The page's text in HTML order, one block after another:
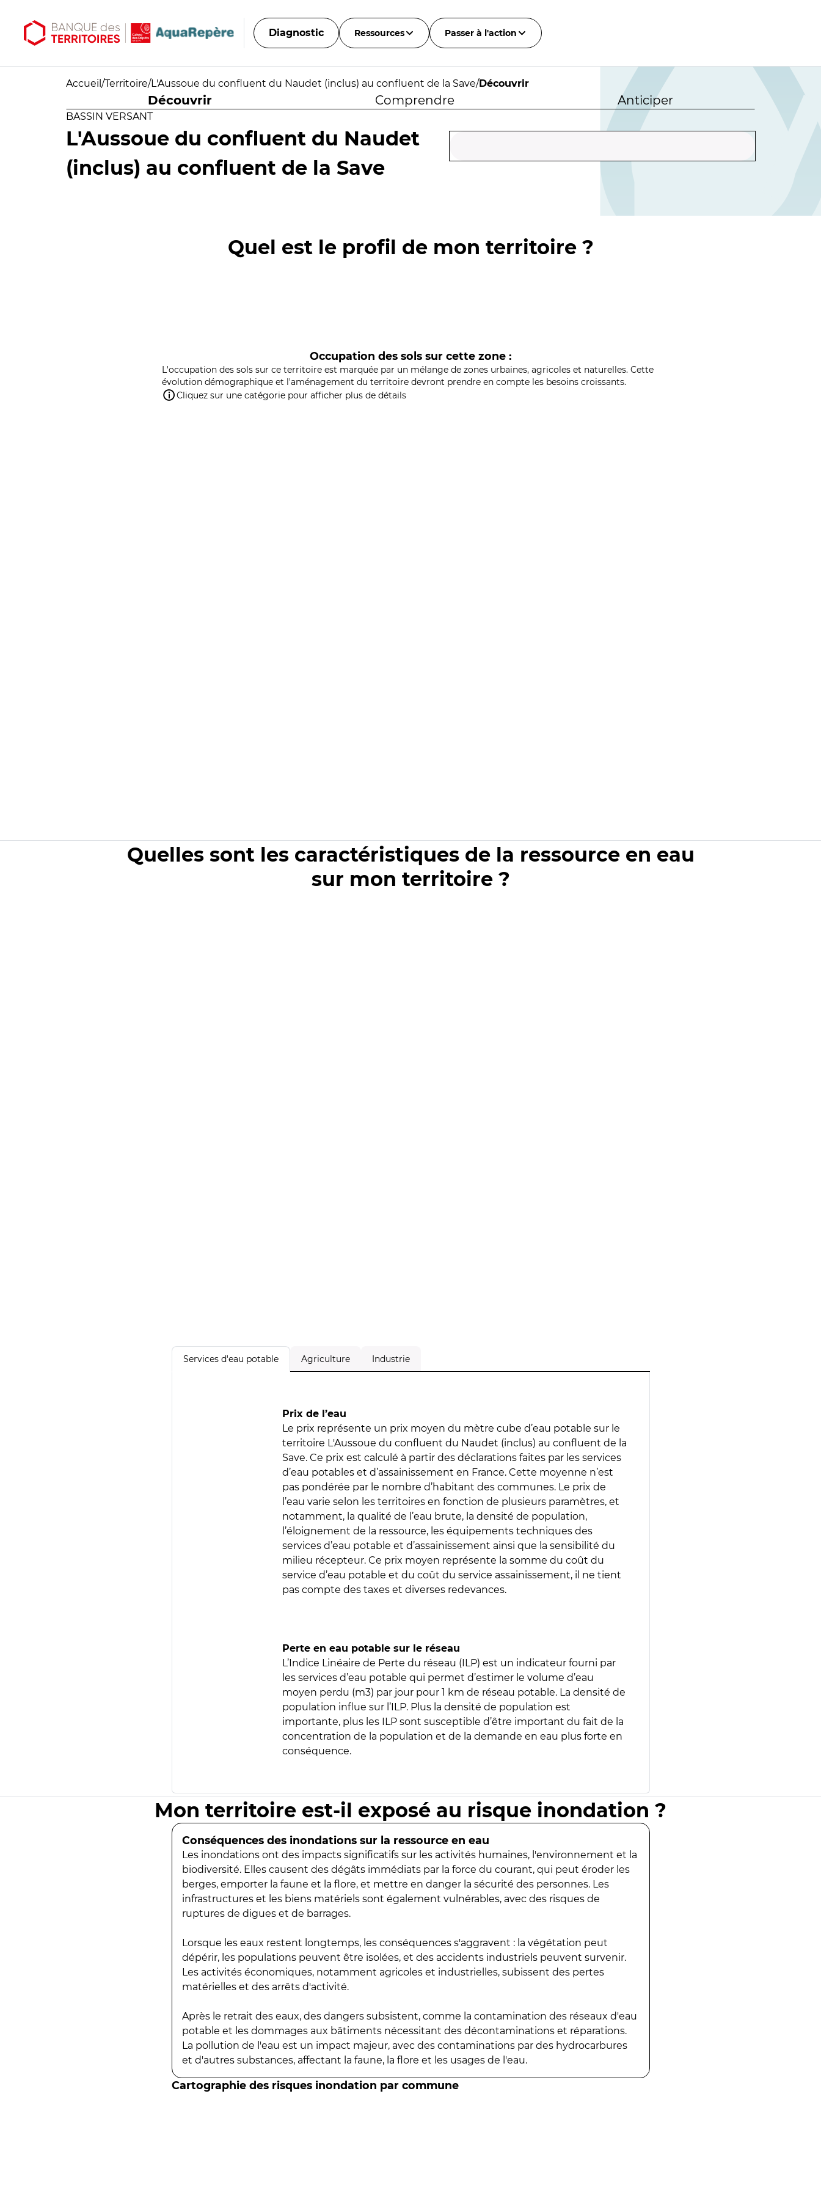
Diagnostic Ressources Passer à l'action
Accueil /Territoire/L'Aussoue du confluent du Naudet (inclus) au confluent de la Save/Découvrir
Découvrir Comprendre Anticiper
BASSIN VERSANT
L'Aussoue du confluent du Naudet
(inclus) au confluent de la Save
Quel est le profil de mon territoire ?
Occupation des sols sur cette zone :
L'occupation des sols sur ce territoire est marquée par un mélange de zones urbaines, agricoles et naturelles. Cette
évolution démographique et l'aménagement du territoire devront prendre en compte les besoins croissants.
Cliquez sur une catégorie pour afficher plus de détails
Quelles sont les caractéristiques de la ressource en eau
sur mon territoire ?
Services d'eau potable Agriculture Industrie
Prix de l’eau
Le prix représente un prix moyen du mètre cube d’eau potable sur le
territoire L'Aussoue du confluent du Naudet (inclus) au confluent de la
Save. Ce prix est calculé à partir des déclarations faites par les services
d’eau potables et d’assainissement en France. Cette moyenne n’est
pas pondérée par le nombre d’habitant des communes. Le prix de
l’eau varie selon les territoires en fonction de plusieurs paramètres, et
notamment, la qualité de l’eau brute, la densité de population,
l’éloignement de la ressource, les équipements techniques des
services d’eau potable et d’assainissement ainsi que la sensibilité du
milieu récepteur. Ce prix moyen représente la somme du coût du
service d’eau potable et du coût du service assainissement, il ne tient
pas compte des taxes et diverses redevances.
Perte en eau potable sur le réseau
L’Indice Linéaire de Perte du réseau (ILP) est un indicateur fourni par
les services d’eau potable qui permet d’estimer le volume d’eau
moyen perdu (m3) par jour pour 1 km de réseau potable. La densité de
population influe sur l’ILP. Plus la densité de population est
importante, plus les ILP sont susceptible d’être important du fait de la
concentration de la population et de la demande en eau plus forte en
conséquence.
Mon territoire est-il exposé au risque inondation ?
Conséquences des inondations sur la ressource en eau
Les inondations ont des impacts significatifs sur les activités humaines, l'environnement et la
biodiversité. Elles causent des dégâts immédiats par la force du courant, qui peut éroder les
berges, emporter la faune et la flore, et mettre en danger la sécurité des personnes. Les
infrastructures et les biens matériels sont également vulnérables, avec des risques de
ruptures de digues et de barrages.
Lorsque les eaux restent longtemps, les conséquences s'aggravent : la végétation peut
dépérir, les populations peuvent être isolées, et des accidents industriels peuvent survenir.
Les activités économiques, notamment agricoles et industrielles, subissent des pertes
matérielles et des arrêts d'activité.
Après le retrait des eaux, des dangers subsistent, comme la contamination des réseaux d'eau
potable et les dommages aux bâtiments nécessitant des décontaminations et réparations.
La pollution de l'eau est un impact majeur, avec des contaminations par des hydrocarbures
et d'autres substances, affectant la faune, la flore et les usages de l'eau.
Cartographie des risques inondation par commune